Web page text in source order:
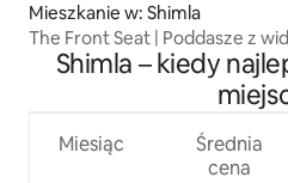
Mieszkanie w: Shimla
The Front Seat | Poddasze z
w Annadale
Shimla – kiedy
Miesiąc
Średnia
cena